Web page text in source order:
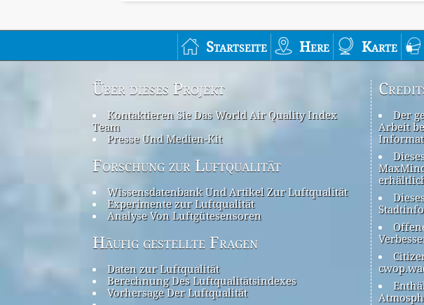
Startseite Here Karte
Über dieses Projekt
Kontaktieren Sie Das World Air Quality Index
Team
Presse Und Medien-Kit
Forschung zur Luftqualität
Wissensdatenbank Und Artikel Zur Luftqualität
Experimente zur Luftqualität
Analyse Von Luftgütesensoren
Häufig gestellte Fragen
Daten zur Luftqualität
Berechnung Des Luftqualitätsindexes
Vorhersage Der Luftqualität
Der
Arbeit